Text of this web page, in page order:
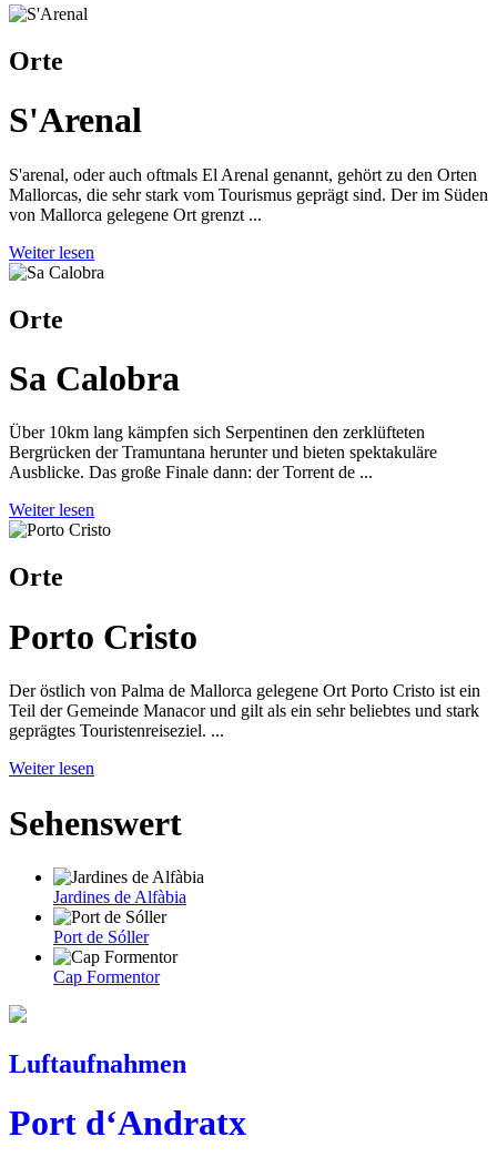
Orte
S'Arenal
S'arenal, oder auch oftmals El Arenal genannt, gehört zu den Orten
Mallorcas, die sehr stark vom Tourismus geprägt sind. Der im Süden
von Mallorca gelegene Ort grenzt ...
Weiter lesen
Orte
Sa Calobra
Über 10km lang kämpfen sich Serpentinen den zerklüfteten
Bergrücken der Tramuntana herunter und bieten spektakuläre
Ausblicke. Das große Finale dann: der Torrent de ...
Weiter lesen
Orte
Porto Cristo
Der östlich von Palma de Mallorca gelegene Ort Porto Cristo ist ein
Teil der Gemeinde Manacor und gilt als ein sehr beliebtes und stark
geprägtes Touristenreiseziel. ...
Weiter lesen
Sehenswert
Jardines de Alfàbia
Port de Sóller
Cap Formentor
Luftaufnahmen
Port d‘Andratx